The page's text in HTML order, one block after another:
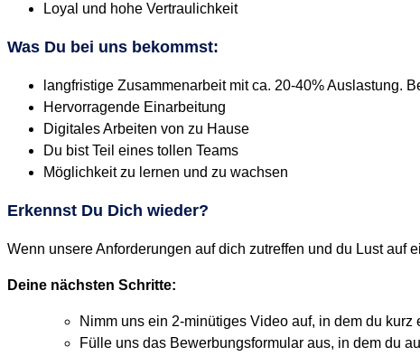
Loyal und hohe Vertraulichkeit
Was Du bei uns bekommst:
langfristige Zusammenarbeit mit ca. 20-40% Auslastung.
​Hervorragende Einarbeitung
Digitales Arbeiten von zu Hause
Du bist Teil eines tollen Teams
Möglichkeit zu lernen und zu wachsen
Erkennst Du Dich wieder?
Wenn unsere Anforderungen auf dich zutreffen und du Lust
Deine nächsten Schritte:
Nimm uns ein 2-minütiges Video auf, in dem du
Fülle uns das Bewerbungsformular aus, in dem du